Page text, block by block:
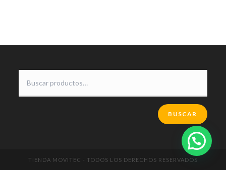
BUSCAR
TIENDA MOVITEC - TODOS LOS DERECHOS RESERVADOS